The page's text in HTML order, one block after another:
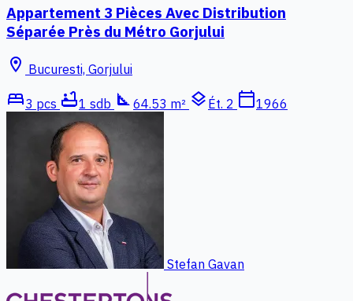
Appartement 3 Pièces Avec Distribution
Séparée Près du Métro Gorjului
location_on Bucuresti, Gorjului
bed3 pcs bathtub1 sdb square_foot 64.53 m² layers Ét. 2 calendar_today1966
Stefan Gavan